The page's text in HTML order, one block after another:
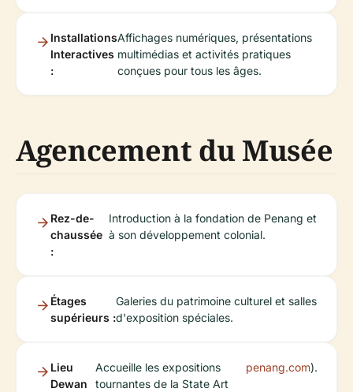
Installations
Interactives
:
Affichages numériques, présentations
multimédias et activités pratiques
conçues pour tous les âges.
Agencement du Musée
Rez-de-
chaussée
:
Introduction à la fondation de Penang et
à son développement colonial.
Étages
supérieurs :
Galeries du patrimoine culturel et salles
d'exposition spéciales.
Lieu
Dewan
Accueille les expositions
tournantes de la State Art
penang.com).